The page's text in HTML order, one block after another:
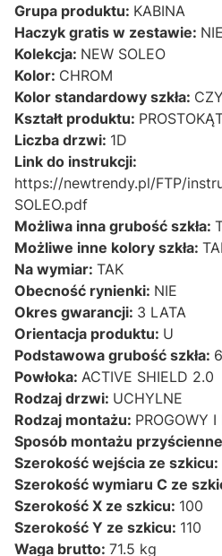
Grupa produktu: KABINA
Haczyk gratis w zestawie: NIE
Kolekcja: NEW SOLEO
Kolor: CHROM
Kolor standardowy szkła:
Kształt produktu:
Liczba drzwi: 1D
Link do instrukcji:
https://newtrendy.pl/FTP/
SOLEO.pdf
Możliwa inna grubość szkła:
Możliwe inne kolory szkła:
Na wymiar: TAK
Obecność rynienki: NIE
Okres gwarancji: 3 LATA
Orientacja produktu: U
Podstawowa grubość szkła:
Powłoka: ACTIVE SHIELD 2.0
Rodzaj drzwi: UCHYLNE
Rodzaj montażu: PROGOWY I
Sposób montażu
Szerokość wejścia ze szkicu:
Szerokość wymiaru C ze
Szerokość X ze szkicu: 100
Szerokość Y ze szkicu: 110
Waga brutto: 71.5 kg